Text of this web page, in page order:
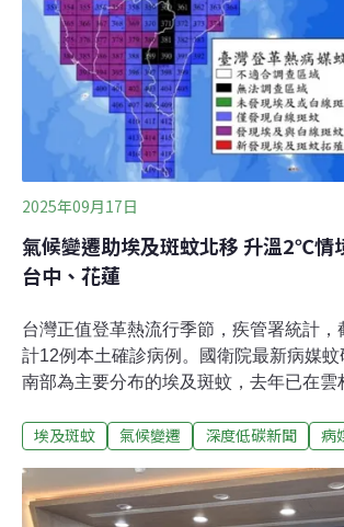
2025年09月17日
氣候變遷助埃及斑蚊北移 升溫2℃情
台中、花蓮
台灣正值登革熱流行季節，疾管署統計，
計12例本土確診病例。國衛院最新病媒蚊
南部為主要分布的埃及斑蚊，去年已在雲
1.5～2℃的情境下，埃及斑蚊可能進一步
能成為登革熱隨列車北移的熱點。2024
北港出現拓殖跡象自2022年以來的資料
埃及斑蚊 氣候變遷 深度低碳新聞 病